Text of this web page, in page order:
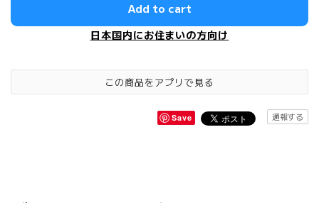
Add to cart
日本国内にお住まいの方向け
この商品をアプリで見る
Save 通報する